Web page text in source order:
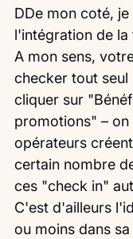
DDe mon coté,
l'intégration de
A mon sens,
checker tout seul
cliquer sur
promotions" –
opérateurs
certain nombre
ces "check in"
C'est d'ailleurs
ou moins dans